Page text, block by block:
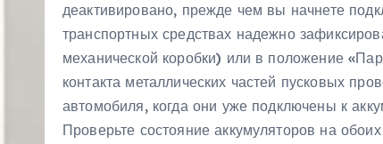
деактивировано, прежде чем вы начнете
транспортных средствах надежно
механической коробки) или в положение
контакта металлических частей пусковых
автомобиля, когда они уже подключены к
Проверьте состояние аккумуляторов на